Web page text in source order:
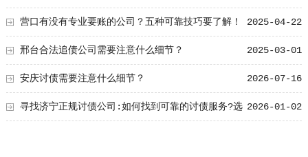
2025-04-22
营口有没有专业要账的公司？五种可靠技巧要了解！
2025-03-01
邢台合法追债公司需要注意什么细节？
2026-07-16
安庆讨债需要注意什么细节？
2026-01-02
寻找济宁正规讨债公司:如何找到可靠的讨债服务?选